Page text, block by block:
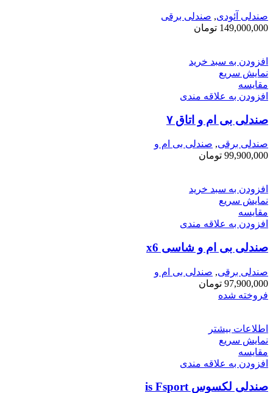
صندلی آئودی, صندلی برقی
149,000,000 تومان
افزودن به سبد خرید
نمایش سریع
مقايسه
افزودن به علاقه مندی
صندلی بی ام و اتاق ۷
صندلی برقی, صندلی بی ام و
99,900,000 تومان
افزودن به سبد خرید
نمایش سریع
مقايسه
افزودن به علاقه مندی
صندلی بی ام و شاسی x6
صندلی برقی, صندلی بی ام و
97,900,000 تومان
فروخته شده
اطلاعات بیشتر
نمایش سریع
مقايسه
افزودن به علاقه مندی
صندلی لکسوس is Fsport